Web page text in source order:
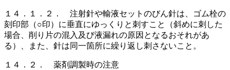
１４．１．２． 注射針や輸液セットのびん針は、ゴム栓の
刻印部（○印）に垂直にゆっくりと刺すこと（斜めに刺した
場合、削り片の混入及び液漏れの原因となるおそれがあ
る）、また、針は同一箇所に繰り返し刺さないこと。
１４．２． 薬剤調製時の注意